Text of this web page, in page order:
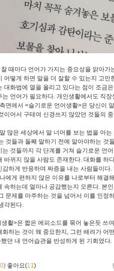
때마다 언어가 가지는 중요성을 앍아
어떻게 하면 말을 더 잘할 수 있는지 고
대화법에 열을 올리고 있다는 점이 조금
는 언어가 필요하다. 개인생활에서도 직
면에서 <슬기로운 언어생활>은 당신이
이어서 구태여 신경쓰지 않았던 것들의
많은 세상에서 말 너머를 보는 법을 아
것들과 둘째 말하기 전에 알아야하는 것
는 것들까지 각 단계를 거쳐 슬기로운 언
바뀌지 않을 사람도 존재한다. 대화를 하
감하게 반응하며 짜증을 내는 사람들이
에게 편하지 않은 이유를 나로부터 해결
속하는데 얼마나 공감했는지 모른다. 본
문제를 마주하는 것을 넘어서 이를 인정
각된다.
활>은 짧은 에피소드를 묶어 놓은듯 쓰
화하는 것이 왜 중요한지, 그런 배려가 어
던 내 언어습관을 반성하게 된 기회였다.
0) 좋아요(11)